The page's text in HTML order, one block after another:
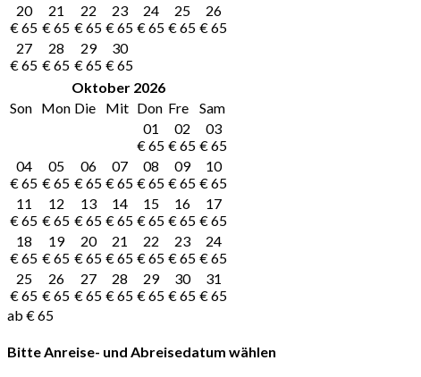
20
€65
21
€65
22
€65
23
€65
24
€65
25
€65
26
€65
27
€65
28
€65
29
€65
30
€65
Oktober 2026
Son Mon Die Mit Don Fre
Sam
01
€65
02
€65
03
€65
04
€65
05
€65
06
€65
07
€65
08
€65
09
€65
10
€65
11
€65
12
€65
13
€65
14
€65
15
€65
16
€65
17
€65
18
€65
19
€65
20
€65
21
€65
22
€65
23
€65
24
€65
25
€65
26
€65
27
€65
28
€65
29
€65
30
€65
31
€65
ab €65
Bitte Anreise- und Abreisedatum wählen